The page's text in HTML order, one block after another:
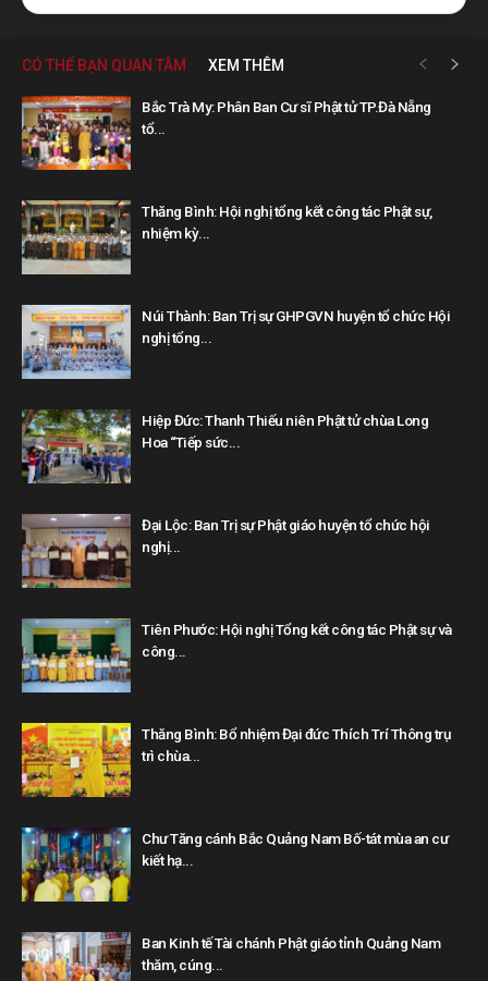
CÓ THỂ BẠN QUAN TÂM XEM THÊM
Bắc Trà My: Phân Ban Cư sĩ Phật tử TP.Đà Nẵng
tổ...
Thăng Bình: Hội nghị tổng kết công tác Phật sự,
nhiệm kỳ...
Núi Thành: Ban Trị sự GHPGVN huyện tổ chức Hội
nghị tổng...
Hiệp Đức: Thanh Thiếu niên Phật tử chùa Long
Hoa “Tiếp sức...
Đại Lộc: Ban Trị sự Phật giáo huyện tổ chức hội
nghị...
Tiên Phước: Hội nghị Tổng kết công tác Phật sự và
công...
Thăng Bình: Bổ nhiệm Đại đức Thích Trí Thông trụ
trì chùa...
Chư Tăng cánh Bắc Quảng Nam Bố-tát mùa an cư
kiết hạ...
Ban Kinh tế Tài chánh Phật giáo tỉnh Quảng Nam
thăm, cúng...